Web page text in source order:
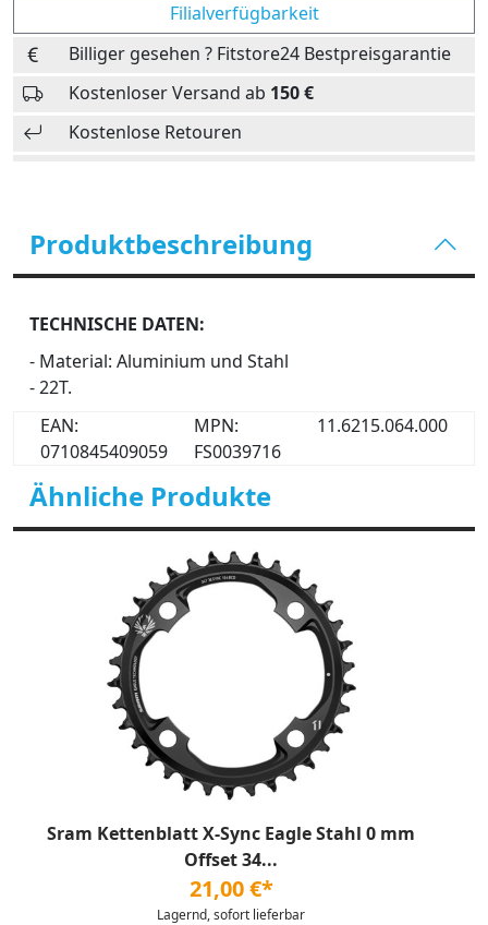
Filialverfügbarkeit
Billiger gesehen ? Fitstore24 Bestpreisgarantie
Kostenloser Versand ab 150 €
Kostenlose Retouren
Produktbeschreibung
TECHNISCHE DATEN:
- Material: Aluminium und Stahl
- 22T.
EAN:
0710845409059
MPN:
FS0039716
11.6215.064.000
Ähnliche Produkte
Sram Kettenblatt X-Sync Eagle Stahl 0 mm
Offset 34...
21,00 €*
Lagernd, sofort lieferbar